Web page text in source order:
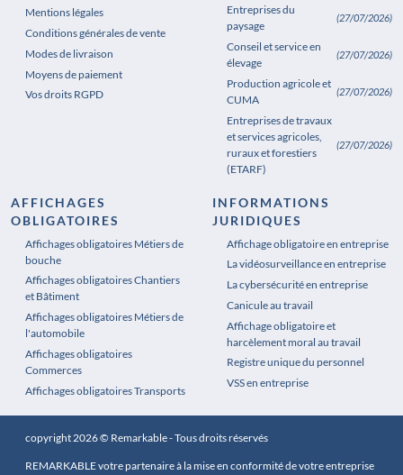
Mentions légales
Conditions générales de vente
Modes de livraison
Moyens de paiement
Vos droits RGPD
Entreprises du
paysage
(27/07/2026)
Conseil et service en
élevage
(27/07/2026)
Production agricole et
CUMA
(27/07/2026)
Entreprises de travaux
et services agricoles,
ruraux et forestiers
(ETARF)
(27/07/2026)
AFFICHAGES
OBLIGATOIRES
Affichages obligatoires Métiers de
bouche
Affichages obligatoires Chantiers
et Bâtiment
Affichages obligatoires Métiers de
l'automobile
Affichages obligatoires
Commerces
Affichages obligatoires Transports
Affichages obligatoires Pharmacie
INFORMATIONS
JURIDIQUES
Affichage obligatoire en entreprise
La vidéosurveillance en entreprise
La cybersécurité en entreprise
Canicule au travail
Affichage obligatoire et
harcèlement moral au travail
Registre unique du personnel
VSS en entreprise
copyright 2026 © Remarkable - Tous droits réservés
REMARKABLE votre partenaire à la mise en conformité de votre entreprise